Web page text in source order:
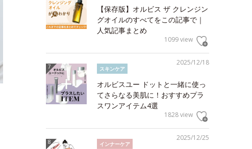
【保存版】オルビス ザ クレンジン
グオイルのすべてをこの記事で｜
人気記事まとめ
1099 view
2025/12/18
スキンケア
オルビスユー ドットと一緒に使っ
てさらなる美肌に！おすすめプラ
スワンアイテム4選
1828 view
2025/12/25
インナーケア